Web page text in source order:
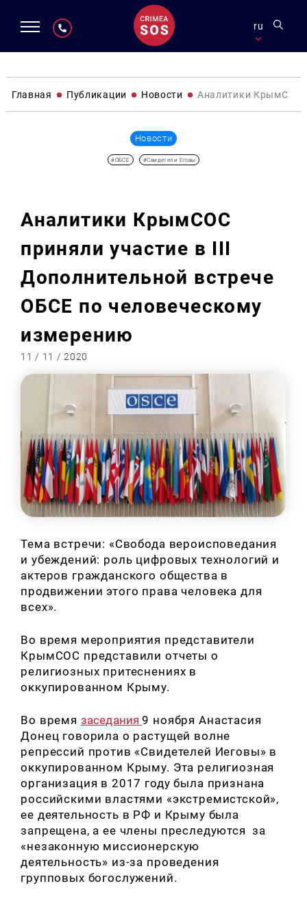
ru
Главная Публикации Новости Аналитики КрымСОС
Новости
#ОБСЕ #Свидетели Еговы
Аналитики КрымСОС
приняли участие в III
Дополнительной встрече
ОБСЕ по человеческому
измерению
11 / 11 / 2020
Тема встречи: «Свобода вероисповедания
и убеждений: роль цифровых технологий и
актеров гражданского общества в
продвижении этого права человека для
всех».
Во время мероприятия представители
КрымСOС представили отчеты о
религиозных притеснениях в
оккупированном Крыму.
Во время заседания9 ноября Анастасия
Донец говорила о растущей волне
репрессий против «Свидетелей Иеговы» в
оккупированном Крыму. Эта религиозная
организация в 2017 году была признана
российскими властями «экстремистской»,
ее деятельность в РФ и Крыму была
запрещена, а ее члены преследуютсяза
«незаконную миссионерскую
деятельность» из-за проведения
групповых богослужений.